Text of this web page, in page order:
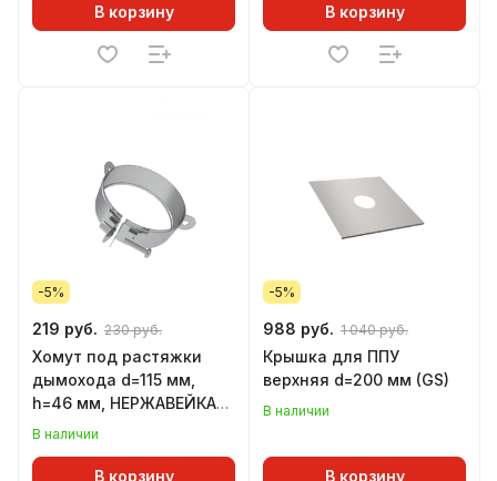
В корзину В корзину
-5%
219 руб. 230 руб.
Хомут под растяжки
дымохода d=115 мм,
h=46 мм, НЕРЖАВЕЙКА
(GS)
В наличии
В корзину
-5%
988 руб. 1 040 руб.
Крышка для ППУ
верхняя d=200 мм (GS)
В наличии
В корзину